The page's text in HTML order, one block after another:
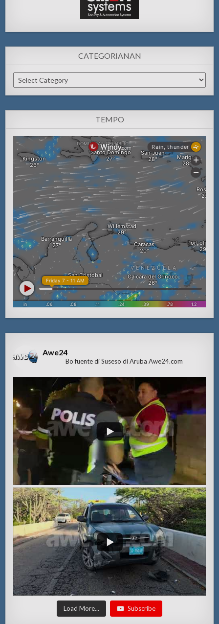
CATEGORIANAN
Categorianan
TEMPO
Awe24
Bo fuente di Suseso di Aruba Awe24.com
Load More... Subscribe